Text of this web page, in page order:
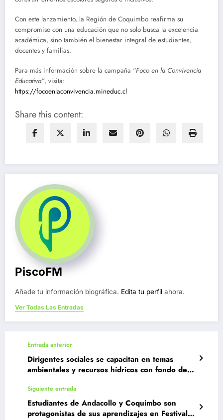
Con este lanzamiento, la Región de Coquimbo reafirma su
compromiso con una educación que no solo busca la excelencia
académica, sino también el bienestar integral de estudiantes,
docentes y familias.
Para más información sobre la campaña “Foco en la Convivencia
Educativa”, visita:
https://focoenlaconvivencia.mineduc.cl
Share this content:
PiscoFM
Añade tu información biográfica. Edita tu perfil ahora.
Ver Todas Las Entradas
Entrada anterior
Dirigentes sociales se capacitan en temas
ambientales y recursos hídricos con fondo de
Siguiente entrada
Estudiantes de Andacollo y Coquimbo son
protagonistas de sus aprendizajes en Festival